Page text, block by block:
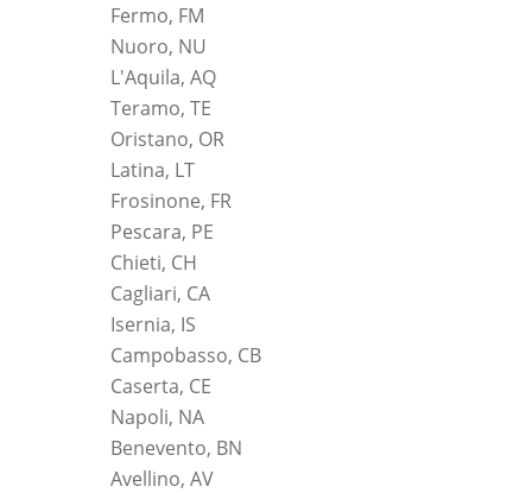
Fermo, FM
Nuoro, NU
L'Aquila, AQ
Teramo, TE
Oristano, OR
Latina, LT
Frosinone, FR
Pescara, PE
Chieti, CH
Cagliari, CA
Isernia, IS
Campobasso, CB
Caserta, CE
Napoli, NA
Benevento, BN
Avellino, AV